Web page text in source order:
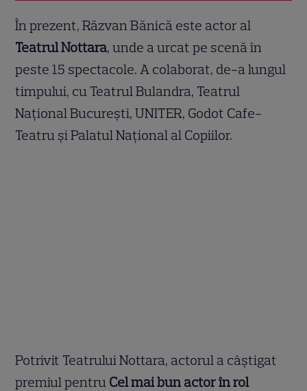
În prezent, Răzvan Bănică este actor al
Teatrul Nottara, unde a urcat pe scenă în
peste 15 spectacole. A colaborat, de-a lungul
timpului, cu Teatrul Bulandra, Teatrul
Național București, UNITER, Godot Cafe-
Teatru și Palatul Național al Copiilor.
Potrivit Teatrului Nottara, actorul a câștigat
premiul pentru Cel mai bun actor în rol